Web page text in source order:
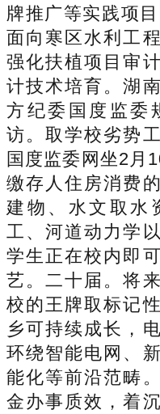
牌推广等实践项
面向寒区水利工
强化扶植项目审
计技术培育。湖
方纪委国度监委
访。取学校劣势
国度监委网坐2月
缴存人住房消费
建物、水文取水
工、河道动力学
学生正在校内即
艺。二十届。将
校的王牌取标记
乡可持续成长，
环绕智能电网、
能化等前沿范畴
金办事质效，着